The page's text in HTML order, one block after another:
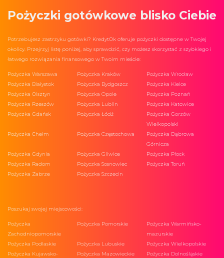
Pożyczki gotówkowe blisko Ciebie
Potrzebujesz zastrzyku gotówki? KredytOk oferuje pożyczki dostępne w Twojej
okolicy. Przejrzyj listę poniżej, aby sprawdzić, czy możesz skorzystać z szybkiego i
łatwego rozwiązania finansowego w Twoim mieście:
Pożyczka Warszawa Pożyczka Kraków
Pożyczka Wrocław
Pożyczka Białystok
Pożyczka Bydgoszcz
Pożyczka Kielce
Pożyczka Olsztyn
Pożyczka Opole
Pożyczka Poznań
Pożyczka Rzeszów
Pożyczka Lublin
Pożyczka Katowice
Pożyczka Gdańsk
Pożyczka Łódź
Pożyczka Gorzów
Wielkopolski
Pożyczka Chełm
Pożyczka Częstochowa
Pożyczka Dąbrowa
Górnicza
Pożyczka Gdynia
Pożyczka Gliwice
Pożyczka Płock
Pożyczka Radom
Pożyczka Sosnowiec
Pożyczka Toruń
Pożyczka Zabrze
Pożyczka Szczecin
Poszukaj swojej miejscowości:
Pożyczka
Zachodniopomorskie
Pożyczka Pomorskie
Pożyczka Warmińsko-
mazurskie
Pożyczka Podlaskie
Pożyczka Lubuskie
Pożyczka Wielkopolskie
Pożyczka Kujawsko-
Pożyczka Mazowieckie Pożyczka Dolnośląskie